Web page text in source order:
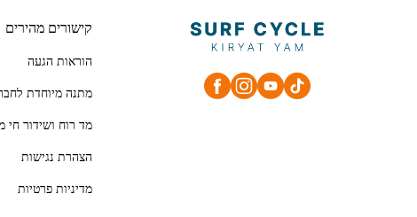
קישורים מהירים
הוראות הגעה
מתנה מיוחדת
מד רוח ושידור חי
הצהרת נגישות
מדיניות פרטיות